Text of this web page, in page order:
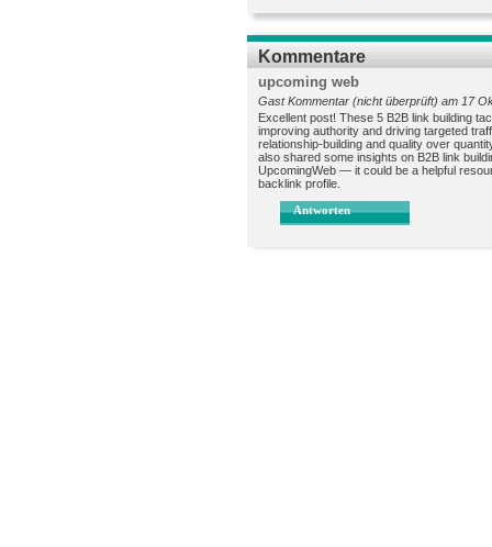
Kommentare
upcoming web
Gast Kommentar (nicht überprüft) am 17
Excellent post! These 5 B2B link building
improving authority and driving targeted
relationship-building and quality over
also shared some insights on B2B link
UpcomingWeb — it could be a helpful
backlink profile.
Antworten